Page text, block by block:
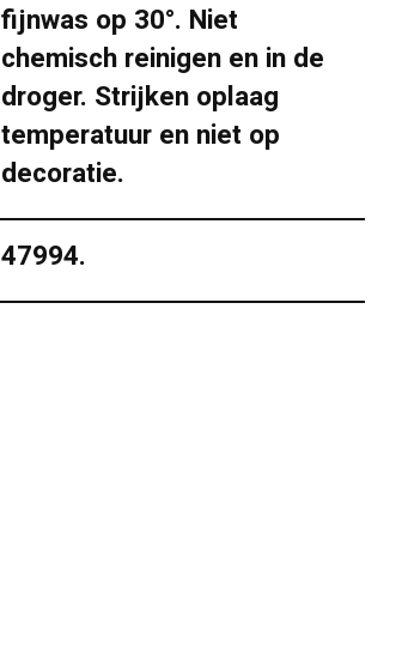
fijnwas op 30°. Niet
chemisch reinigen en in de
droger. Strijken oplaag
temperatuur en niet op
decoratie.
47994.